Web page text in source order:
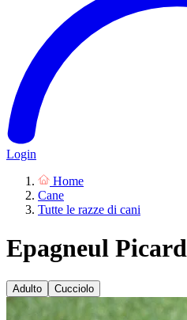
Login
Home
Cane
Tutte le razze di cani
Epagneul Picard
Adulto Cucciolo